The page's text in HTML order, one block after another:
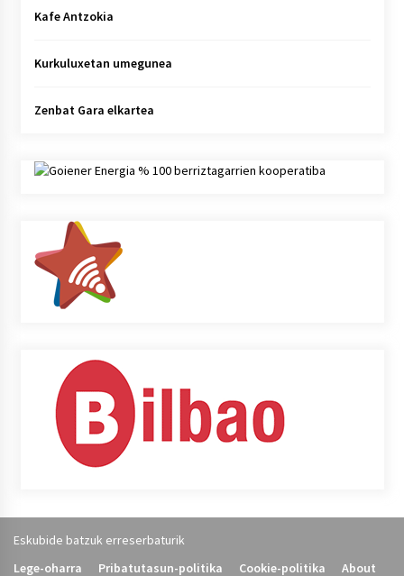
Kafe Antzokia
Kurkuluxetan umegunea
Zenbat Gara elkartea
Eskubide batzuk erreserbaturik
Lege-oharra
Pribatutasun-politika Cookie-politika About